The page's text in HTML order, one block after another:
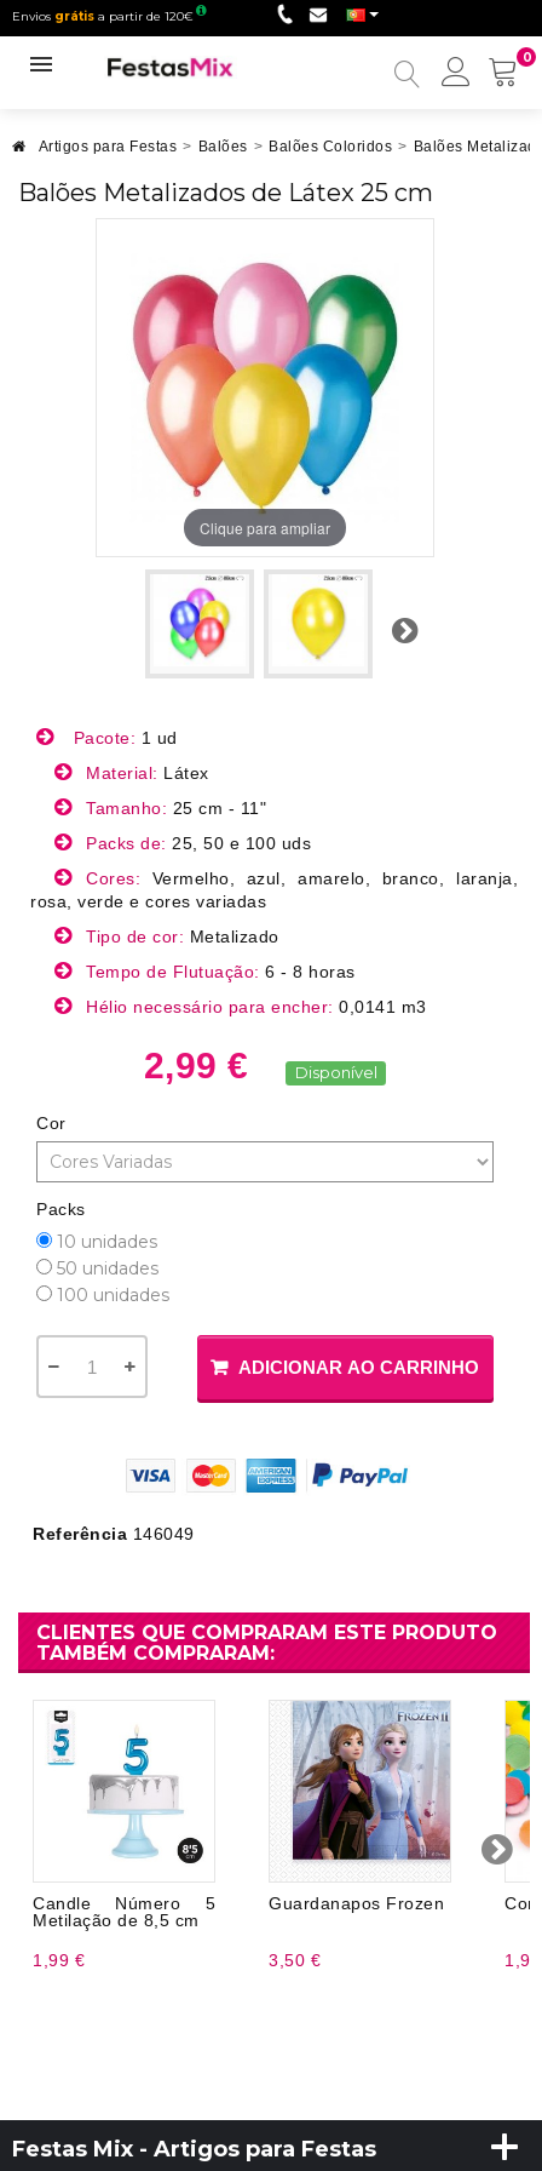
Envios grátis a partir de 120€
0
Minha
Artigos para Festas > Balões > Balões Coloridos > Balões
Balões Metalizados de Látex 25 cm
Clique para ampliar
Próximo
Pacote: 1 ud
Material: Látex
Tamanho: 25 cm - 11"
Packs de: 25, 50 e 100 uds
Cores: Vermelho, azul, amarelo, branco, laranja,
rosa, verde e cores variadas
Tipo de cor: Metalizado
Tempo de Flutuação: 6 - 8 horas
Hélio necessário para encher: 0,0141 m3
2,99 € Disponível
Cor
Packs
10 unidades
50 unidades
100 unidades
ADICIONAR AO CARRINHO
Referência 146049
CLIENTES QUE COMPRARAM ESTE PRODUTO
TAMBÉM COMPRARAM:
Candle Número 5
Metilação de 8,5 cm
1,99 €
Guardanapos Frozen
3,50 €
Festas Mix - Artigos para Festas